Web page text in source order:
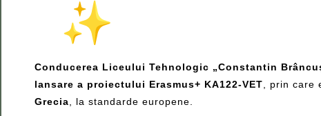
Conducerea Liceului Tehnologic „Constantin
lansare a proiectului Erasmus+ KA122-VET, prin care
Grecia, la standarde europene.